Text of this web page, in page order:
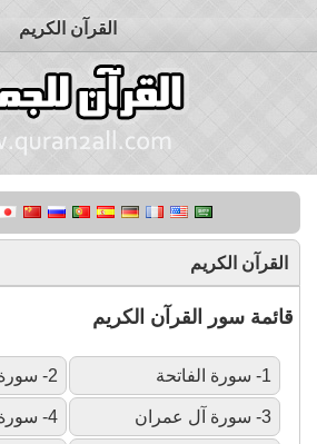
القرآن الكريم
القرآن الكريم
قائمة سور القرآن الكريم
1- سورة الفاتحة 2- سورة البقرة
3- سورة آل عمران 4- سورة النساء